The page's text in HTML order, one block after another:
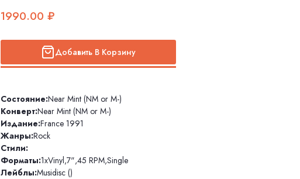
1990.00 ₽
Добавить В Корзину
Состояние:Near Mint (NM or M-)
Конверт:Near Mint (NM or M-)
Издание:France 1991
Жанры:Rock
Стили:
Форматы:1xVinyl,7",45 RPM,Single
Лейблы:Musidisc ()